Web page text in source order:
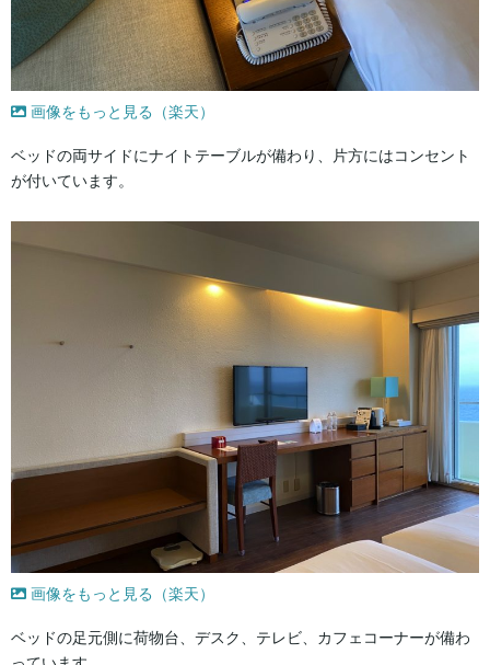
画像をもっと見る（楽天）
ベッドの両サイドにナイトテーブルが備わり、片方にはコンセント
が付いています。
画像をもっと見る（楽天）
ベッドの足元側に荷物台、デスク、テレビ、カフェコーナーが備わ